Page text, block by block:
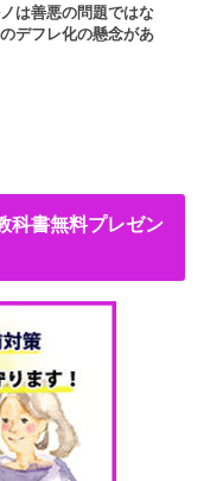
は善悪の問題ではな
デフレ化の懸念があ
科書無料プレゼン